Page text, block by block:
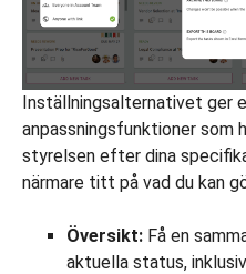
Inställningsalternativet ger
anpassningsfunktioner som
styrelsen efter dina
närmare titt på vad du kan
Översikt: Få en
aktuella status,